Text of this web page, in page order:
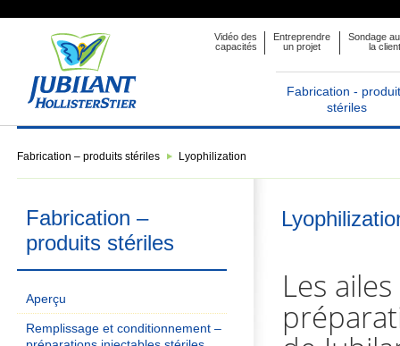
Vidéo des
capacités
Entreprendre
un projet
Sondage
la
Fabrication -
stériles
Fabrication – produits stériles Lyophilization
Fabrication –
produits stériles
Aperçu
Remplissage et conditionnement –
Les